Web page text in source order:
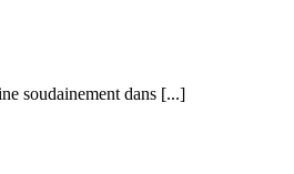
soudainement dans [...]